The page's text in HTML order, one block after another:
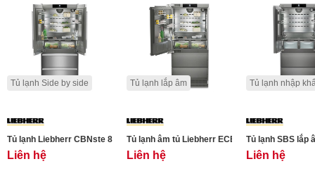
Tủ lạnh Side by side
Tủ lạnh Liebherr CBNste 8872 - 522L - Công nghệ BioFresh
Liên hệ
Tủ lạnh lắp âm
Tủ lạnh âm tủ Liebherr ECBNe 8871 - 522L -
Liên hệ
Tủ lạnh nhập
Tủ lạnh SBS lắp
Liên hệ